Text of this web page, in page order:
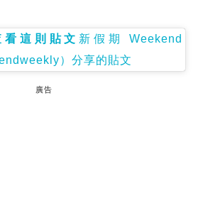
這則貼文 新假期 Weekend
）分享的貼文
廣告